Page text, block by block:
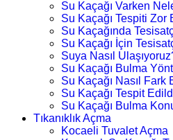
Su Kaçağı Varken
Su Kaçağı Tespiti Zor
Su Kaçağında
Su Kaçağı İçin
Suya Nasıl
Su Kaçağı Bulma
Su Kaçağı Nasıl Fark
Su Kaçağı Tespit
Su Kaçağı Bulma
Tıkanıklık Açma
Kocaeli Tuvalet Açma